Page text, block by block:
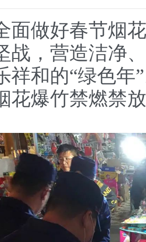
做好春节烟花
战，营造洁净
祥和的“绿色年
花爆竹禁燃禁